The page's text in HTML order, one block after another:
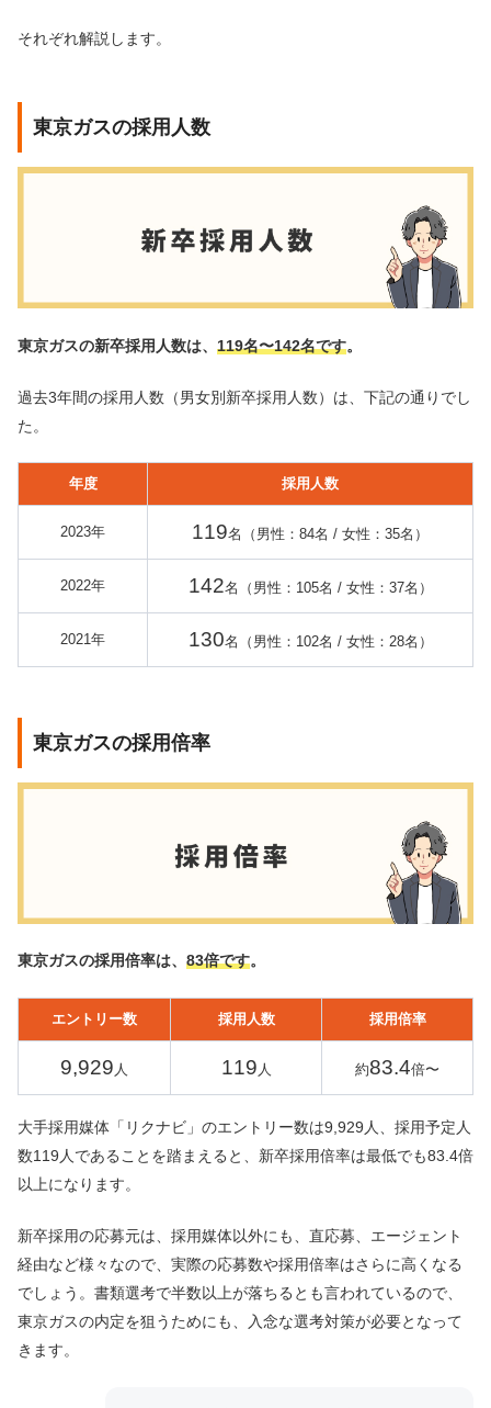
それぞれ解説します。
東京ガスの採用人数
東京ガスの新卒採用人数は、 119名〜142名です。
過去3年間の採用人数（男女別新卒採用人数）は、下記の通りでし
た。
年度 採用人数
2023年 119名（男性：84名 / 女性：35名）
2022年 142名（男性：105名 / 女性：37名）
2021年 130名（男性：102名 / 女性：28名）
東京ガスの採用倍率
東京ガスの採用倍率は、 83倍です。
エントリー数 採用人数 採用倍率
9,929 人 119 人 約83.4倍〜
大手採用媒体「リクナビ」のエントリー数は9,929人、採用予定人
数119人であることを踏まえると、新卒採用倍率は最低でも83.4倍
以上になります。
新卒採用の応募元は、採用媒体以外にも、直応募、エージェント
経由など様々なので、実際の応募数や採用倍率はさらに高くなる
でしょう。書類選考で半数以上が落ちるとも言われているので、
東京ガスの内定を狙うためにも、入念な選考対策が必要となって
きます。